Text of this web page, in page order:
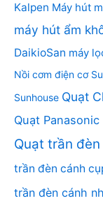
Kalpen Máy hút
máy hút ẩm
DaikioSan máy
Nồi cơm điện cơ
Sunhouse Quạt
Quạt
Quạt trần
trần đèn cánh
trần đèn cánh